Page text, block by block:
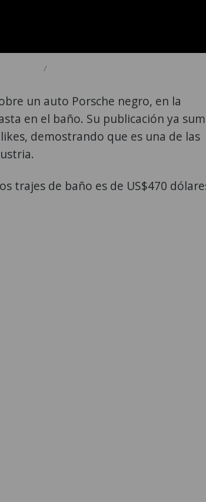
/
un auto Porsche negro, en la
en el baño. Su publicación ya
demostrando que es una de las
trajes de baño es de US$470